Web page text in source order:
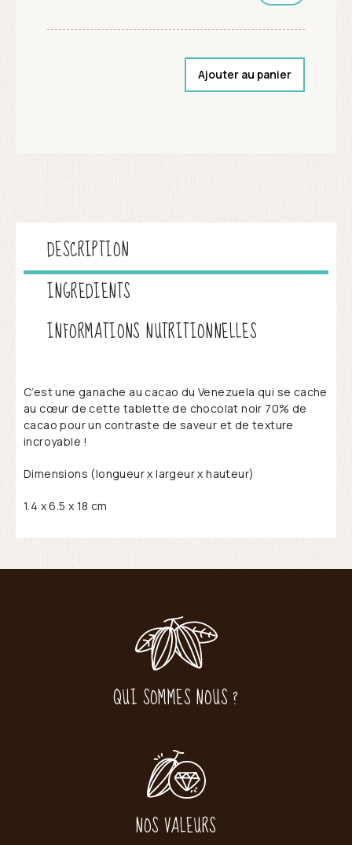
Ajouter au panier
DESCRIPTION
INGREDIENTS
INFORMATIONS NUTRITIONNELLES
C’est une ganache au cacao du Venezuela qui se cache
au cœur de cette tablette de chocolat noir 70% de
cacao pour un contraste de saveur et de texture
incroyable !
Dimensions (longueur x largeur x hauteur)
1.4 x 6.5 x 18 cm
QUI SOMMES NOUS ?
NOS VALEURS